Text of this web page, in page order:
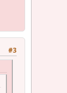
#3